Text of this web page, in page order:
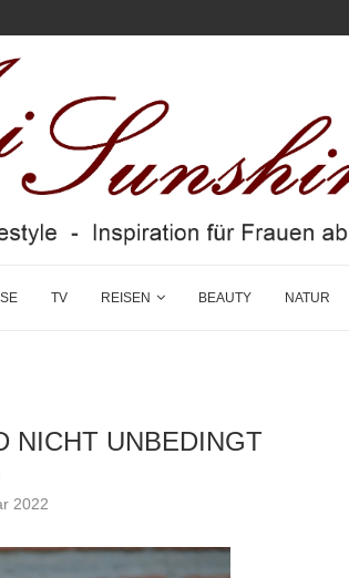
TV REISEN BEAUTY NATUR
NICHT UNBEDINGT
2022